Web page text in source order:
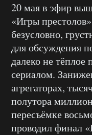
20 мая в эфир
«Игры
безусловно,
для обсуждения
далеко не
сериалом.
агрегаторах,
полутора
пересъёмке
проводил финал